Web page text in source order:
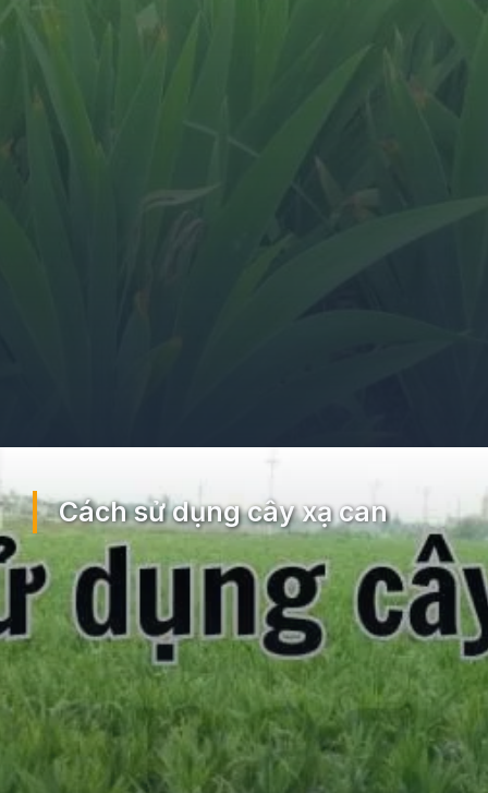
Cách sử dụng cây xạ can